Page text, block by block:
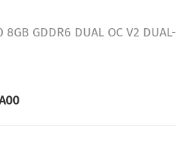
GDDR6 DUAL OC V2